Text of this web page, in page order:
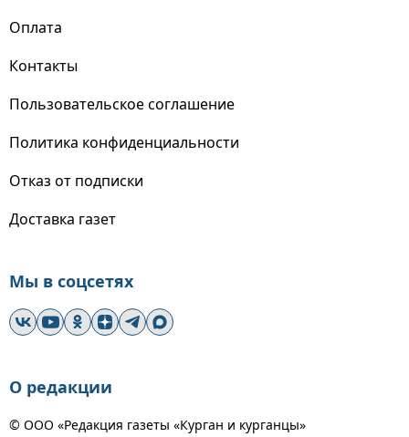
Оплата
Контакты
Пользовательское соглашение
Политика конфиденциальности
Отказ от подписки
Доставка газет
Мы в соцсетях
О редакции
© ООО «Редакция газеты «Курган и курганцы»